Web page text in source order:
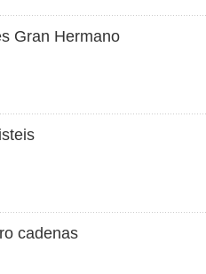
Gran Hermano
cadenas